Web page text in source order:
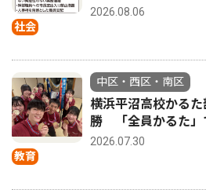
社会
2026.08.06
教育
中区・西区・南区
横浜平沼高校かる
勝 「全員かるた」
2026.07.30